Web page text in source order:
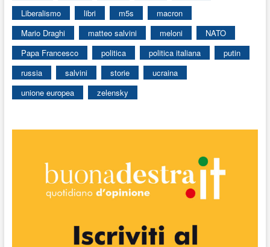
Liberalismo
libri m5s
macron
Mario Draghi
matteo salvini meloni
NATO
Papa Francesco
politica politica italiana
putin
russia
salvini storie
ucraina
unione europea
zelensky